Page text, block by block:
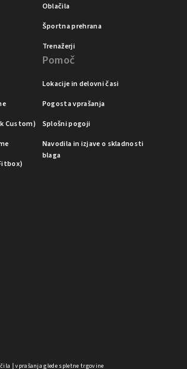
Oblačila
Športna prehrana
Trenažerji
Custom)
Pomoč
Lokacije in delovni časi
Pogosta vprašanja
Splošni pogoji
Navodila in izjave o skladnosti
blaga
| vprašanja glede spletne trgovine